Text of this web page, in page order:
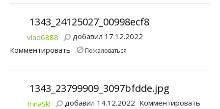
1343_24125027_00998ecf8
vlad6888
добавил 17.12.2022
Комментировать
Пожаловаться
1343_23799909_3097bfdde.jpg
IrinaSkl добавил 14.12.2022 Комментировать